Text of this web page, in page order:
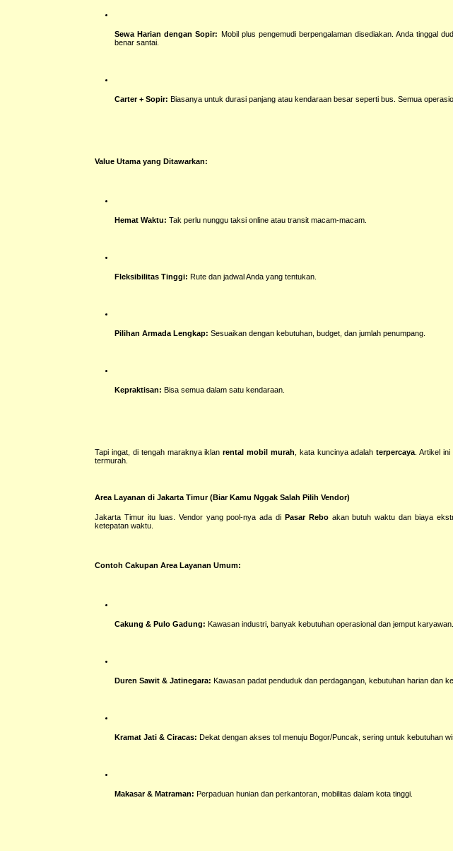
Sewa Harian dengan Sopir: Mobil plus pengemudi berpengalaman disediakan. Anda tinggal
benar santai.
Carter + Sopir: Biasanya untuk durasi panjang atau kendaraan besar seperti bus. Semua
Value Utama yang Ditawarkan:
Hemat Waktu: Tak perlu nunggu taksi online atau transit macam-macam.
Fleksibilitas Tinggi: Rute dan jadwal Anda yang tentukan.
Pilihan Armada Lengkap: Sesuaikan dengan kebutuhan, budget, dan jumlah penumpang.
Kepraktisan: Bisa semua dalam satu kendaraan.
Tapi ingat, di tengah maraknya iklanrental mobil murah , kata kuncinya adalahterpercaya . Artikel
termurah.
Area Layanan di Jakarta Timur (Biar Kamu Nggak Salah Pilih Vendor)
Jakarta Timur itu luas. Vendor yang pool-nya ada di Pasar Reboakan butuh waktu dan biaya
ketepatan waktu.
Contoh Cakupan Area Layanan Umum:
Cakung & Pulo Gadung: Kawasan industri, banyak kebutuhan operasional dan jemput karyawan.
Duren Sawit & Jatinegara: Kawasan padat penduduk dan perdagangan, kebutuhan harian dan
Kramat Jati & Ciracas: Dekat dengan akses tol menuju Bogor/Puncak, sering untuk kebutuhan
Makasar & Matraman: Perpaduan hunian dan perkantoran, mobilitas dalam kota tinggi.